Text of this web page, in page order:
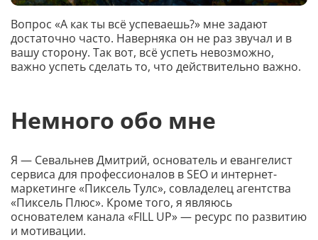
Вопрос «А как ты всё успеваешь?» мне задают
достаточно часто. Наверняка он не раз звучал и в
вашу сторону. Так вот, всё успеть невозможно,
важно успеть сделать то, что действительно важно.
Немного обо мне
Я — Севальнев Дмитрий, основатель и евангелист
сервиса для профессионалов в SEO и интернет-
маркетинге «Пиксель Тулс», совладелец агентства
«Пиксель Плюс». Кроме того, я являюсь
основателем канала «FILL UP» — ресурс по развитию
и мотивации.